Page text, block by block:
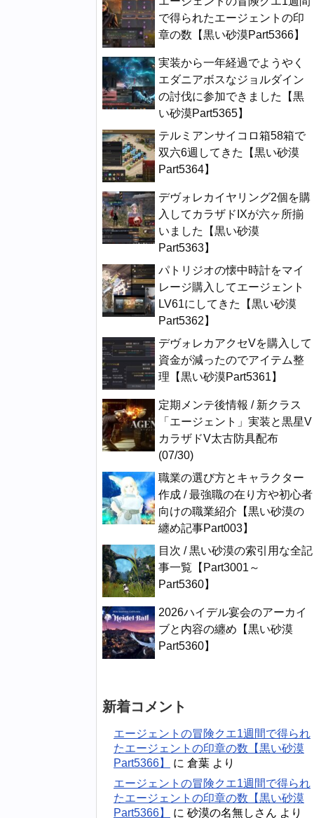
で得られたエージェントの印
章の数【黒い砂漠Part5366】
実装から一年経過でようやく
エダニアボスなジョルダイン
の討伐に参加できました【黒
い砂漠Part5365】
テルミアンサイコロ箱58箱で
双六6週してきた【黒い砂漠
Part5364】
デヴォレカイヤリング2個を購
入してカラザドIXが六ヶ所揃
いました【黒い砂漠
Part5363】
パトリジオの懐中時計をマイ
レージ購入してエージェント
LV61にしてきた【黒い砂漠
Part5362】
デヴォレカアクセVを購入して
資金が減ったのでアイテム整
理【黒い砂漠Part5361】
定期メンテ後情報 / 新クラス
「エージェント」実装と黒星V
カラザドV太古防具配布
(07/30)
職業の選び方とキャラクター
作成 / 最強職の在り方や初心者
向けの職業紹介【黒い砂漠の
纏め記事Part003】
目次 / 黒い砂漠の索引用な全記
事一覧【Part3001～
Part5360】
2026ハイデル宴会のアーカイ
ブと内容の纏め【黒い砂漠
Part5360】
新着コメント
エージェントの冒険クエ1週間で得られ
たエージェントの印章の数【黒い砂漠
Part5366】
に 倉葉 より
エージェントの冒険クエ1週間で得られ
たエージェントの印章の数【黒い砂漠
Part5366】
に 砂漠の名無しさん より